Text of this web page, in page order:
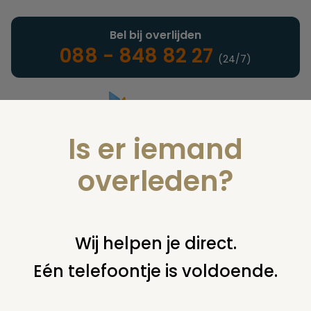
Landelijke uitvaartonderneming
Bel bij overlijden
088 - 848 82 27 (24/7)
U bent hier: home nieuws & agenda nieuws nieuwe
column mariska overman-bruntink: dag lief broertje,
Is er iemand
overleden?
Wij helpen je direct.
Eén telefoontje is voldoende.